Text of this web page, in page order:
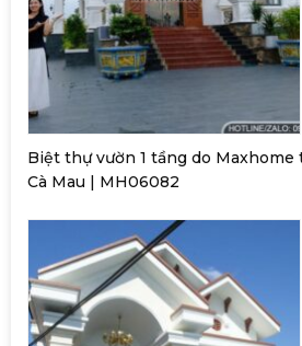
Biệt thự vườn 1 tầng do
Cà Mau | MH06082